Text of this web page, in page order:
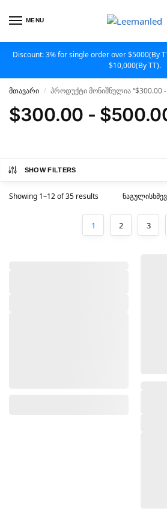
MENU
Discount: 3% for single order over $5000(By
$10,000(By TT).
მთავარი / პროდუქტი მონიშნულია “$300.00 -
$300.00 -
SHOW FILTERS
Showing 1–12 of 35 results
1 2 3